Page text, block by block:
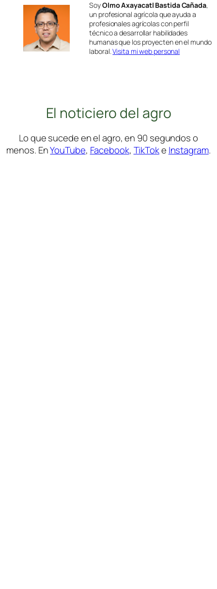
SoyOlmo Axayacatl Bastida Cañada,
un profesional agrícola que ayuda a
profesionales agrícolas con perfil
técnico a desarrollar habilidades
humanas que los proyecten en el mundo
laboral.Visita mi web personal
El noticiero del agro
Lo que sucede en el agro, en 90 segundos o
menos. EnYouTube, Facebook, TikToke Instagram.